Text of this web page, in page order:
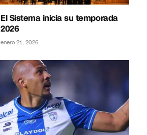
El Sistema inicia su temporada
2026
enero 21, 2026